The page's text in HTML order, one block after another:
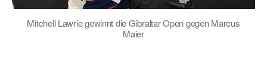
Mitchell Lawrie gewinnt die Gibraltar Open gegen Marcus
Maier